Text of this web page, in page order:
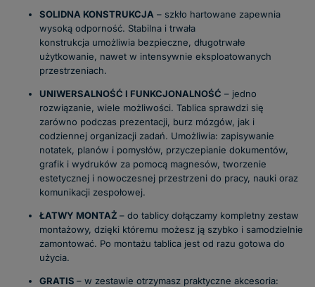
SOLIDNA KONSTRUKCJA – szkło hartowane zapewnia
wysoką odporność. Stabilna i trwała
konstrukcja umożliwia bezpieczne, długotrwałe
użytkowanie, nawet w intensywnie eksploatowanych
przestrzeniach.
UNIWERSALNOŚĆ I FUNKCJONALNOŚĆ – jedno
rozwiązanie, wiele możliwości. Tablica sprawdzi się
zarówno podczas prezentacji, burz mózgów, jak i
codziennej organizacji zadań. Umożliwia: zapisywanie
notatek, planów i pomysłów, przyczepianie dokumentów,
grafik i wydruków za pomocą magnesów, tworzenie
estetycznej i nowoczesnej przestrzeni do pracy, nauki oraz
komunikacji zespołowej.
ŁATWY MONTAŻ – do tablicy dołączamy kompletny zestaw
montażowy, dzięki któremu możesz ją szybko i samodzielnie
zamontować. Po montażu tablica jest od razu gotowa do
użycia.
GRATIS – w zestawie otrzymasz praktyczne akcesoria: